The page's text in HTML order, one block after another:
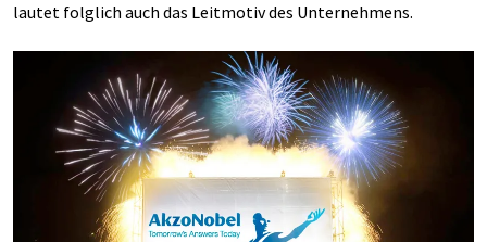
lautet folglich auch das Leitmotiv des Unternehmens.